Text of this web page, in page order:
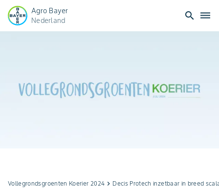
Agro Bayer
Nederland
search dehaze
Vollegrondsgroenten Koerier 2024 keyboard_arrow_right Decis Protech inzetbaar in breed